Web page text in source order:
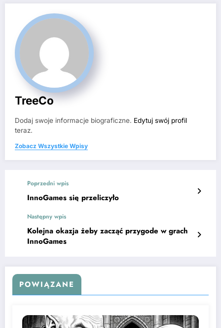
TreeCo
Dodaj swoje informacje biograficzne. Edytuj swój profil
teraz.
Zobacz Wszystkie Wpisy
Poprzedni wpis
InnoGames się przeliczyło
Następny wpis
Kolejna okazja żeby zacząć przygode w grach
InnoGames
POWIĄZANE